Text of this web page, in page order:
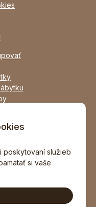
poskytovaní služieb
si vaše